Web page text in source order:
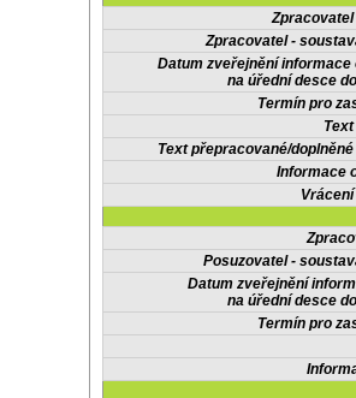
Zpracovatel -
Datum zveřejnění informace
na úřední desce
Termín pro
Text přepracované/
Informace
Posuzovatel -
Datum zveřejnění
na úřední desce
Termín pro